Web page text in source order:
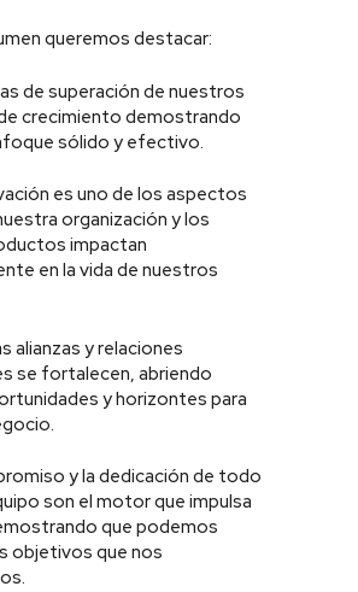
queremos destacar:
de superación de nuestros
crecimiento demostrando
sólido y efectivo.
es uno de los aspectos
organización y los
impactan
en la vida de nuestros
alianzas y relaciones
se fortalecen, abriendo
y horizontes para
y la dedicación de todo
son el motor que impulsa
que podemos
objetivos que nos